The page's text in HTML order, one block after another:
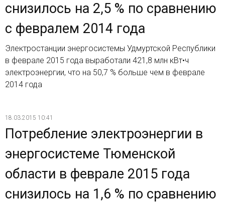
снизилось на 2,5 % по сравнению
с февралем 2014 года
Электростанции энергосистемы Удмуртской Республики
в феврале 2015 года выработали 421,8 млн кВт•ч
электроэнергии, что на 50,7 % больше чем в феврале
2014 года
18.03.2015 10:41
Потребление электроэнергии в
энергосистеме Тюменской
области в феврале 2015 года
снизилось на 1,6 % по сравнению